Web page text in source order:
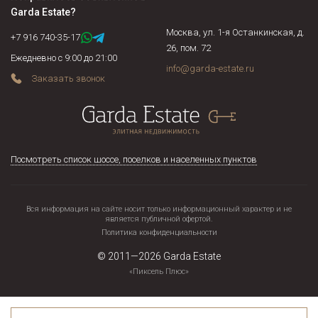
военнослужащие, осужденные граждане и соблюдены ли их
права, не находится ли жилая площадь под арестом или в
залоге у банка. Если объект недвижимости продается по
доверенности, нужно подтвердить действительность
доверенности на момент сделки и т.д.
Garda Estate?
+7 916 740-35-17
Ежедневно с 9:00 до 21:00
Заказать звонок
Москва, ул. 1-я Останкинская, д.
26, пом. 72
info@garda-estate.ru
Посмотреть список шоссе, поселков и населенных пунктов
Вся информация на сайте носит только информационный характер и не
является публичной офертой.
Политика конфиденциальности
© 2011—2026 Garda Estate
«Пиксель Плюс»